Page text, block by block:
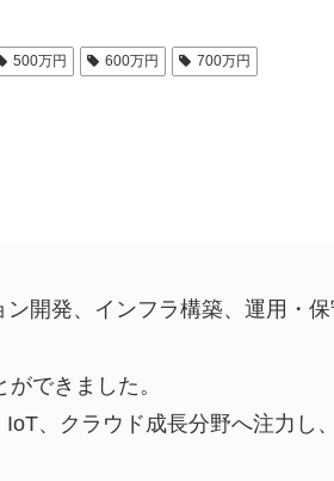
500万円 600万円 700万円
開発、インフラ構築、運用・
できました。
、クラウド成長分野へ注力し